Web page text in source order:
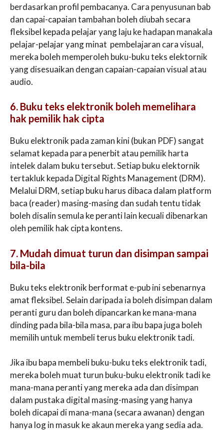
berdasarkan profil pembacanya. Cara penyusunan bab
dan capai-capaian tambahan boleh diubah secara
fleksibel kepada pelajar yang laju ke hadapan manakala
pelajar-pelajar yang minat pembelajaran cara visual,
mereka boleh memperoleh buku-buku teks elektornik
yang disesuaikan dengan capaian-capaian visual atau
audio.
6. Buku teks elektronik boleh memelihara
hak pemilik hak cipta
Buku elektronik pada zaman kini (bukan PDF) sangat
selamat kepada para penerbit atau pemilik harta
intelek dalam buku tersebut. Setiap buku elektornik
tertakluk kepada Digital Rights Management (DRM).
Melalui DRM, setiap buku harus dibaca dalam platform
baca (reader) masing-masing dan sudah tentu tidak
boleh disalin semula ke peranti lain kecuali dibenarkan
oleh pemilik hak cipta kontens.
7. Mudah dimuat turun dan disimpan sampai
bila-bila
Buku teks elektronik berformat e-pub ini sebenarnya
amat fleksibel. Selain daripada ia boleh disimpan dalam
peranti guru dan boleh dipancarkan ke mana-mana
dinding pada bila-bila masa, para ibu bapa juga boleh
memilih untuk membeli terus buku elektronik tadi.
Jika ibu bapa membeli buku-buku teks elektronik tadi,
mereka boleh muat turun buku-buku elektronik tadi ke
mana-mana peranti yang mereka ada dan disimpan
dalam pustaka digital masing-masing yang hanya
boleh dicapai di mana-mana (secara awanan) dengan
hanya log in masuk ke akaun mereka yang sedia ada.